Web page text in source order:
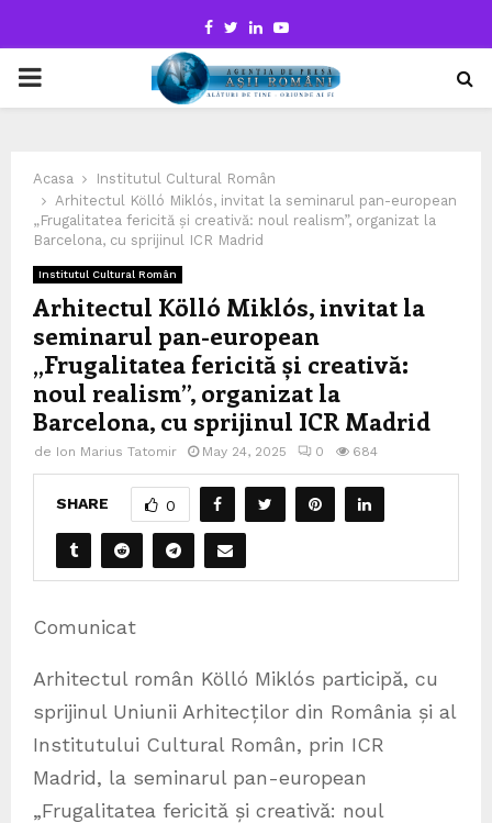
Facebook
TwitterLinkedinYoutube
PRIMARY
Acasa
Institutul Cultural Român
Arhitectul Kölló Miklós, invitat la seminarul pan-european
„Frugalitatea fericită și creativă: noul realism”, organizat la
Barcelona, cu sprijinul ICR Madrid
Institutul Cultural Român
Arhitectul Kölló Miklós, invitat la
seminarul pan-european
„Frugalitatea fericită și creativă:
noul realism”, organizat la
Barcelona, cu sprijinul ICR Madrid
de Ion Marius Tatomir May 24, 2025 0 684
SHARE 0
Comunicat
Arhitectul român Kölló Miklós participă, cu
sprijinul Uniunii Arhitecților din România și al
Institutului Cultural Român, prin ICR
Madrid, la seminarul pan-european
„Frugalitatea fericită și creativă: noul